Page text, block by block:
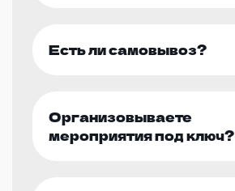
Есть ли самовывоз?
Организовываете
мероприятия под ключ?